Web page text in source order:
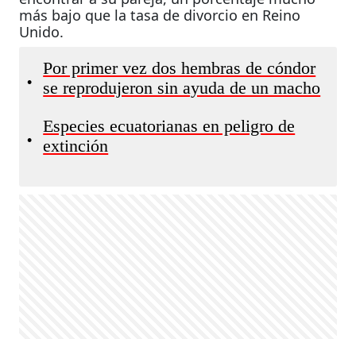
más bajo que la tasa de divorcio en Reino
Unido.
•
Por primer vez dos hembras de cóndor
se reprodujeron sin ayuda de un macho
•
Especies ecuatorianas en peligro de
extinción